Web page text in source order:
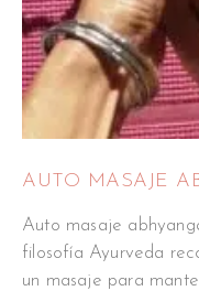
AUTO MASAJE
Auto masaje
filosofía Ayurveda
un masaje para